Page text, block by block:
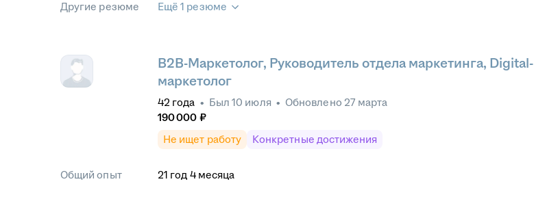
Другие резюме Ещё 1 резюме
B2B-Маркетолог, Руководитель отдела маркетинга, Digital-
маркетолог
42 года • Был 10 июля • Обновлено 27 марта
190 000 ₽
Не ищет работу
Конкретные достижения
Общий опыт 21 год 4 месяца